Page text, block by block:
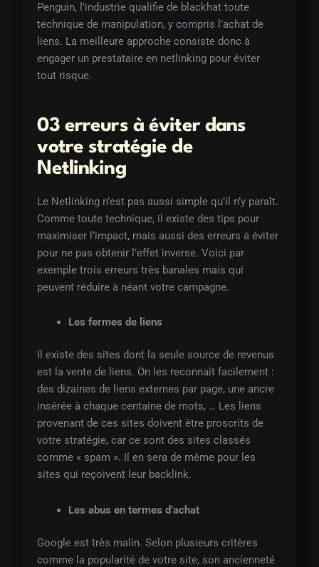
Penguin, l’industrie qualifie de blackhat toute
technique de manipulation, y compris l’achat de
liens. La meilleure approche consiste donc à
engager un prestataire en netlinking pour éviter
tout risque.
03 erreurs à éviter dans
votre stratégie de
Netlinking
Le Netlinking n’est pas aussi simple qu’il n’y paraît.
Comme toute technique, il existe des tips pour
maximiser l’impact, mais aussi des erreurs à éviter
pour ne pas obtenir l’effet inverse. Voici par
exemple trois erreurs très banales mais qui
peuvent réduire à néant votre campagne.
Les fermes de liens
Il existe des sites dont la seule source de revenus
est la vente de liens. On les reconnaît facilement :
des dizaines de liens externes par page, une ancre
insérée à chaque centaine de mots, … Les liens
provenant de ces sites doivent être proscrits de
votre stratégie, car ce sont des sites classés
comme « spam ». Il en sera de même pour les
sites qui reçoivent leur backlink.
Les abus en termes d’achat
Google est très malin. Selon plusieurs critères
comme la popularité de votre site, son ancienneté